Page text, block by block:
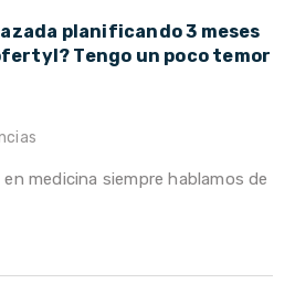
planificando 3 meses
Tengo un poco temor
medicina siempre hablamos de